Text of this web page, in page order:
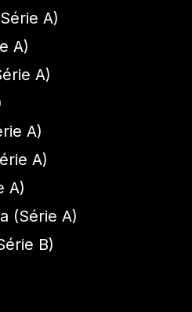
A)
A)
A)
A)
A)
A)
(Série A)
B)